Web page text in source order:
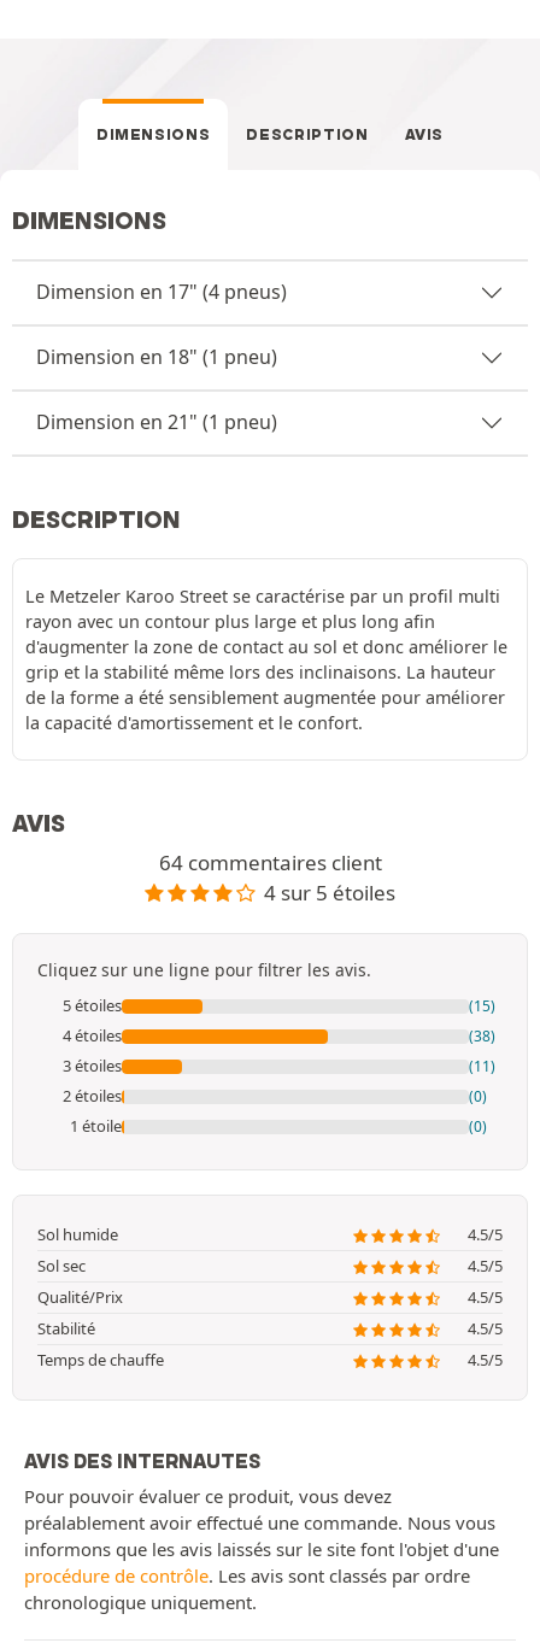
DIMENSIONS DESCRIPTION AVIS
DIMENSIONS
Dimension en 17" (4 pneus)
Dimension en 18" (1 pneu)
Dimension en 21" (1 pneu)
DESCRIPTION
Le Metzeler Karoo Street se caractérise par un profil multi
rayon avec un contour plus large et plus long afin
d'augmenter la zone de contact au sol et donc améliorer le
grip et la stabilité même lors des inclinaisons. La hauteur
de la forme a été sensiblement augmentée pour améliorer
la capacité d'amortissement et le confort.
AVIS
64 commentaires client
4 sur 5 étoiles
Cliquez sur une ligne pour filtrer les avis.
5 étoiles (15)
4 étoiles (38)
3 étoiles (11)
2 étoiles (0)
1 étoile (0)
Sol humide
4.5/5
Sol sec
4.5/5
Qualité/Prix
4.5/5
Stabilité
4.5/5
Temps de chauffe
4.5/5
AVIS DES INTERNAUTES
Pour pouvoir évaluer ce produit, vous devez
préalablement avoir effectué une commande. Nous vous
informons que les avis laissés sur le site font l'objet d'une
procédure de contrôle. Les avis sont classés par ordre
chronologique uniquement.